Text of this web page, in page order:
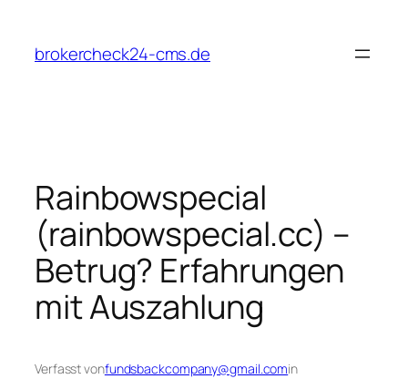
springen
brokercheck24-cms.de
Rainbowspecial
(rainbowspecial.cc) –
Betrug? Erfahrungen
mit Auszahlung
Verfasst vonfundsbackcompany@gmail.comin